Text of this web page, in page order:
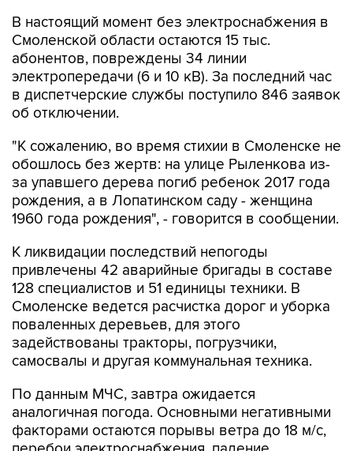
В настоящий момент без электроснабжения в
Смоленской области остаются 15 тыс.
абонентов, повреждены 34 линии
электропередачи (6 и 10 кВ). За последний час
в диспетчерские службы поступило 846 заявок
об отключении.
"К сожалению, во время стихии в Смоленске не
обошлось без жертв: на улице Рыленкова из-
за упавшего дерева погиб ребенок 2017 года
рождения, а в Лопатинском саду - женщина
1960 года рождения", - говорится в сообщении.
К ликвидации последствий непогоды
привлечены 42 аварийные бригады в составе
128 специалистов и 51 единицы техники. В
Смоленске ведется расчистка дорог и уборка
поваленных деревьев, для этого
задействованы тракторы, погрузчики,
самосвалы и другая коммунальная техника.
По данным МЧС, завтра ожидается
аналогичная погода. Основными негативными
факторами остаются порывы ветра до 18 м/с,